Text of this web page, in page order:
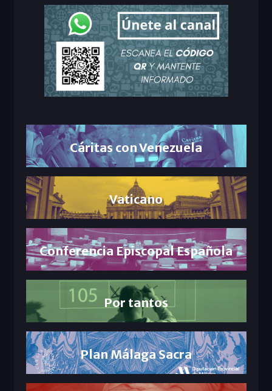
Cáritas con Venezuela
Vaticano
Conferencia Episcopal Española
Por tantos
Plan Málaga Sacra